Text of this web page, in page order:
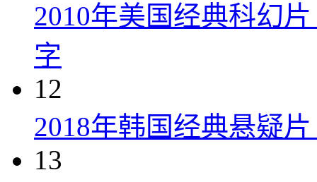
2010年美国经典科幻
字
12
2018年韩国经典悬疑
13